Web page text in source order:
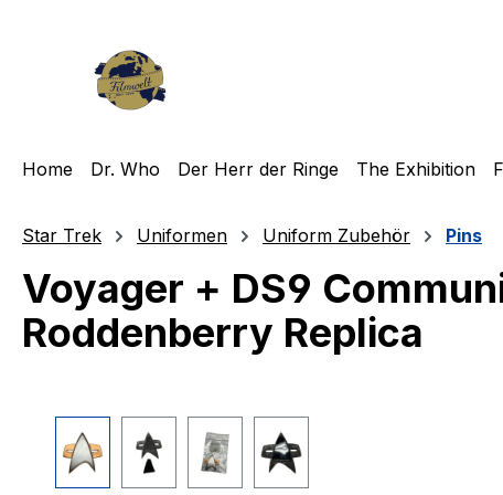
Home Dr. Who Der Herr der Ringe The Exhibition
Star Trek Uniformen Uniform Zubehör Pins
Voyager + DS9
Roddenberry Replica